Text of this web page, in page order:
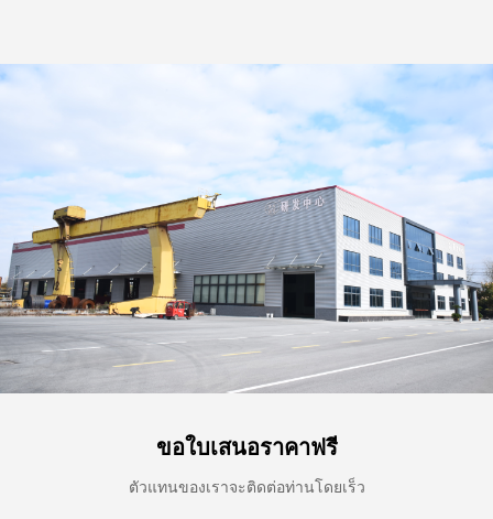
ขอใบเสนอราคาฟรี
ตัวแทนของเราจะติดต่อท่านโดยเร็ว